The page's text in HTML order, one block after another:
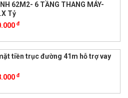
62M2- 6 TẦNG THANG MÁY-
Tỷ
đ
tiền trục đường 41m hỗ trợ vay
đ